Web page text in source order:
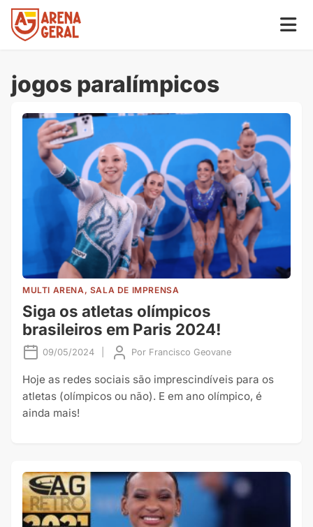
jogos paralímpicos
MULTI ARENA, SALA DE IMPRENSA
Siga os atletas olímpicos
brasileiros em Paris 2024!
09/05/2024 Por Francisco Geovane
Hoje as redes sociais são imprescindíveis para os
atletas (olímpicos ou não). E em ano olímpico, é
ainda mais!